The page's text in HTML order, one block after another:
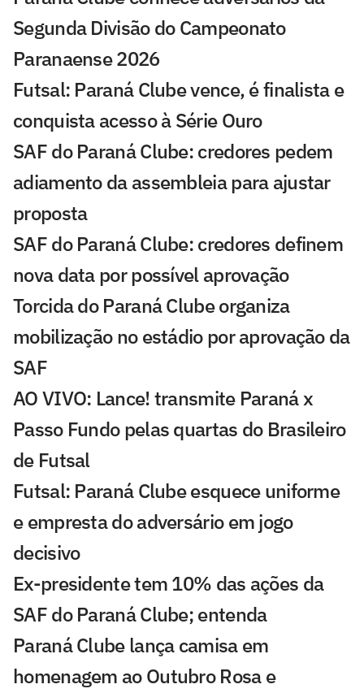
Segunda Divisão do Campeonato
Paranaense 2026
Futsal: Paraná Clube vence, é finalista e
conquista acesso à Série Ouro
SAF do Paraná Clube: credores pedem
adiamento da assembleia para ajustar
proposta
SAF do Paraná Clube: credores definem
nova data por possível aprovação
Torcida do Paraná Clube organiza
mobilização no estádio por aprovação da
SAF
AO VIVO: Lance! transmite Paraná x
Passo Fundo pelas quartas do Brasileiro
de Futsal
Futsal: Paraná Clube esquece uniforme
e empresta do adversário em jogo
decisivo
Ex-presidente tem 10% das ações da
SAF do Paraná Clube; entenda
Paraná Clube lança camisa em
homenagem ao Outubro Rosa e